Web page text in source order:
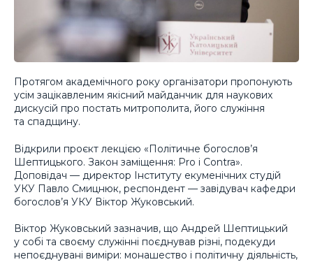
Протягом академічного року організатори пропонують
усім зацікавленим якісний майданчик для наукових
дискусій про постать митрополита, його служіння
та спадщину.
Відкрили проєкт лекцією «Політичне богослов’я
Шептицького. Закон заміщення: Pro і Contra».
Доповідач — директор Інституту екуменічних студій
УКУ Павло Смицнюк, респондент — завідувач кафедри
богослов’я УКУ Віктор Жуковський.
Віктор Жуковський зазначив, що Андрей Шептицький
у собі та своєму служінні поєднував різні, подекуди
непоєднувані виміри: монашество і політичну діяльність,